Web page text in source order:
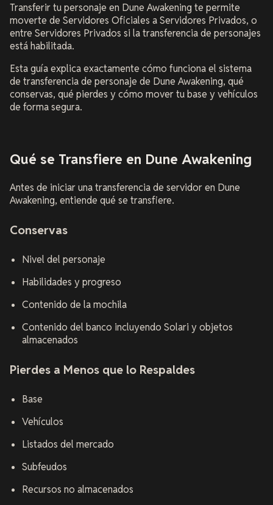
Transferir tu personaje en Dune Awakening te permite
moverte de Servidores Oficiales a Servidores Privados, o
entre Servidores Privados si la transferencia de personajes
está habilitada.
Esta guía explica exactamente cómo funciona el sistema
de transferencia de personaje de Dune Awakening, qué
conservas, qué pierdes y cómo mover tu base y vehículos
de forma segura.
Qué se Transfiere en Dune Awakening
Antes de iniciar una transferencia de servidor en Dune
Awakening, entiende qué se transfiere.
Conservas
Nivel del personaje
Habilidades y progreso
Contenido de la mochila
Contenido del banco incluyendo Solari y objetos
almacenados
Pierdes a Menos que lo Respaldes
Base
Vehículos
Listados del mercado
Subfeudos
Recursos no almacenados